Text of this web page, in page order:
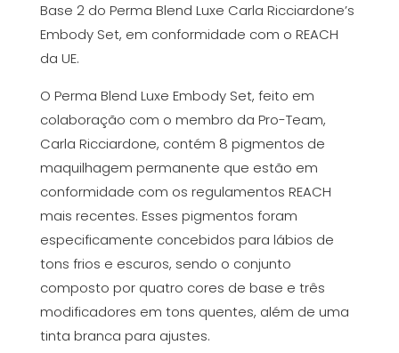
15
ml
Base 2 do Perma Blend Luxe Carla Ricciardone’s
Embody Set, em conformidade com o REACH
da UE.
O Perma Blend Luxe Embody Set, feito em
colaboração com o membro da Pro-Team,
Carla Ricciardone, contém 8 pigmentos de
maquilhagem permanente que estão em
conformidade com os regulamentos REACH
mais recentes. Esses pigmentos foram
especificamente concebidos para lábios de
tons frios e escuros, sendo o conjunto
composto por quatro cores de base e três
modificadores em tons quentes, além de uma
tinta branca para ajustes.